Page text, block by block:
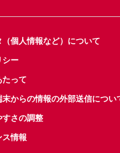
個人情報など）について
シー
たって
からの情報の外部送信につい
すさの調整
ス情報